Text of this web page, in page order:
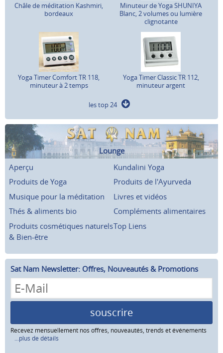
Châle de méditation Kashmiri,
bordeaux
Minuteur de Yoga SHUNIYA
Blanc, 2 volumes ou lumière
clignotante
Yoga Timer Comfort TR 118,
minuteur à 2 temps
Yoga Timer Classic TR 112,
minuteur argent
les top 24
Lounge
Aperçu
Kundalini Yoga
Produits de Yoga
Produits de l'Ayurveda
Musique pour la méditation
Livres et vidéos
Thés & aliments bio
Compléments alimentaires
Produits cosmétiques naturels
& Bien-être
Top Liens
Sat Nam Newsletter: Offres, Nouveautés & Promotions
souscrire
Recevez mensuellement nos offres, nouveautés, trends et événements
...plus de détails